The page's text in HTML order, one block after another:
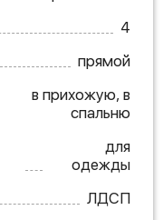
4
прямой
в прихожую, в
спальню
для
одежды
ЛДСП